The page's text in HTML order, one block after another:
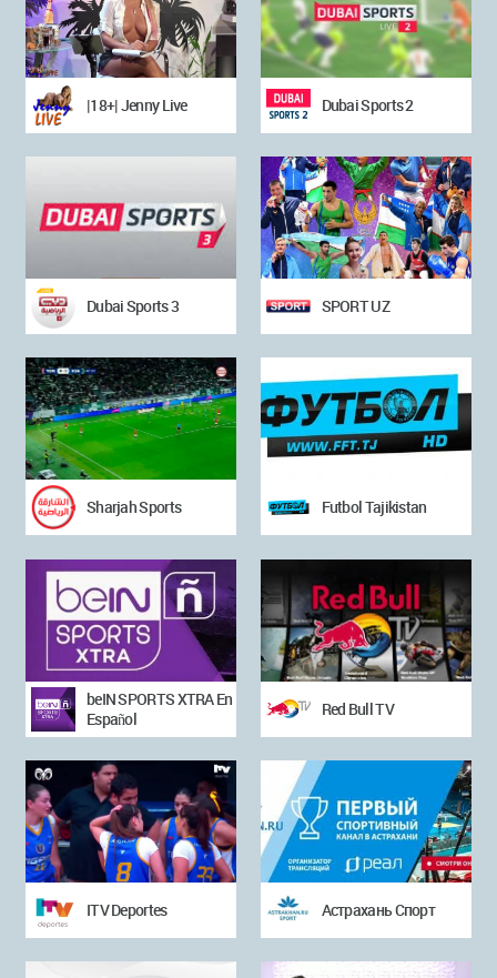
|18+| Jenny Live Dubai Sports 2
Dubai Sports 3 SPORT UZ
Sharjah Sports Futbol Tajikistan
beIN SPORTS XTRA En
Español
Red Bull TV
ITV Deportes Астрахань Спорт